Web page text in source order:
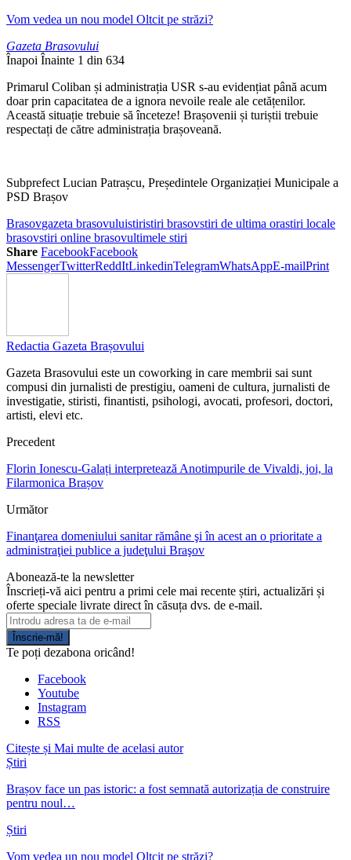
Vom vedea un nou model Oltcit pe străzi?
Gazeta Brasovului
Înapoi Înainte 1 din 634
Primarul Coliban și administrația USR s-au evidențiat până acum
doar prin capacitatea de a ignora nevoile reale ale cetățenilor.
Această situație trebuie să înceteze! Brașovenii și turiștii trebuie
respectați de către administrația brașoveană.
Subprefect Lucian Patrașcu, Președintele Organizației Municipale a
PSD Brașov
Brasovgazeta brasovuluistiristiri brasovstiri de ultima orastiri locale
brasovstiri online brasovultimele stiri
Share FacebookFacebook
MessengerTwitterReddItLinkedinTelegramWhatsAppE-mailPrint
Redactia Gazeta Brașovului
Gazeta Brasovului este un coworking in care membrii sai sunt
compusi din jurnalisti de prestigiu, oameni de cultura, jurnalisti de
investigatie, stiristi, finantisti, psihologi, avocati, profesori, doctori,
artisti, elevi etc.
Precedent
Florin Ionescu-Galați interpretează Anotimpurile de Vivaldi, joi, la
Filarmonica Brașov
Următor
Finanţarea domeniului sanitar rămâne şi în acest an o prioritate a
administraţiei publice a judeţului Braşov
Abonează-te la newsletter
Înscrieți-vă aici pentru a primi cele mai recente știri, actualizări și
oferte speciale livrate direct în căsuța dvs. de e-mail.
Înscrie-mă!
Te poți dezabona oricând!
Facebook
Youtube
Instagram
RSS
Citește și Mai multe de acelasi autor
Știri
Brașov face un pas istoric: a fost semnată autorizația de construire
pentru noul…
Știri
Vom vedea un nou model Oltcit pe străzi?